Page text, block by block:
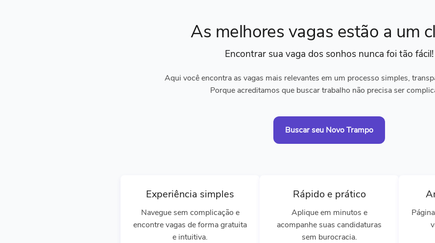
As melhores vagas estão a um
Encontrar sua vaga dos sonhos nunca foi tão fácil!
Aqui você encontra as vagas mais relevantes em um processo simples,
Porque acreditamos que buscar trabalho não precisa ser
Buscar seu Novo Trampo
Experiência simples
Navegue sem complicação e
encontre vagas de forma gratuita
e intuitiva.
Rápido e prático
Aplique em minutos e
acompanhe suas candidaturas
sem burocracia.